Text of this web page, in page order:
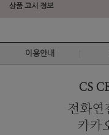
상품 고시 정보
이용안내
CS
전화
카카